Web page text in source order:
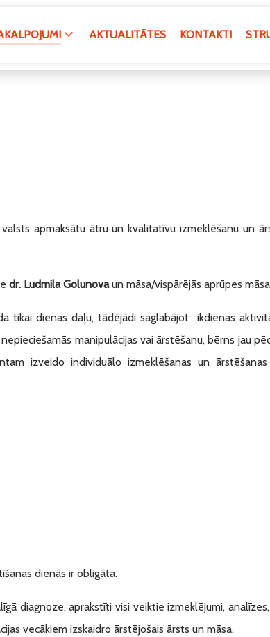
AKTUALITĀTES KONTAKTI
apmaksātu ātru un kvalitatīvu izmeklēšanu un
dr. Ludmila Golunovaun māsa/vispārējās aprūpes māsa
tikai dienas daļu, tādējādi saglabājot ikdienas
manipulācijas vai ārstēšanu, bērns jau
izveido individuālo izmeklēšanas un
dienās ir obligāta.
diagnoze, aprakstīti visi veiktie izmeklējumi,
vecākiem izskaidro ārstējošais ārsts un māsa.